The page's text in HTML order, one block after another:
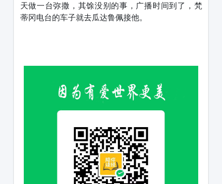
天做一台弥撒，其馀没别的事，广播时间到了，梵
蒂冈电台的车子就去瓜达鲁佩接他。